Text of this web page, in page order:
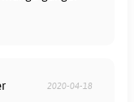
2020-04-18